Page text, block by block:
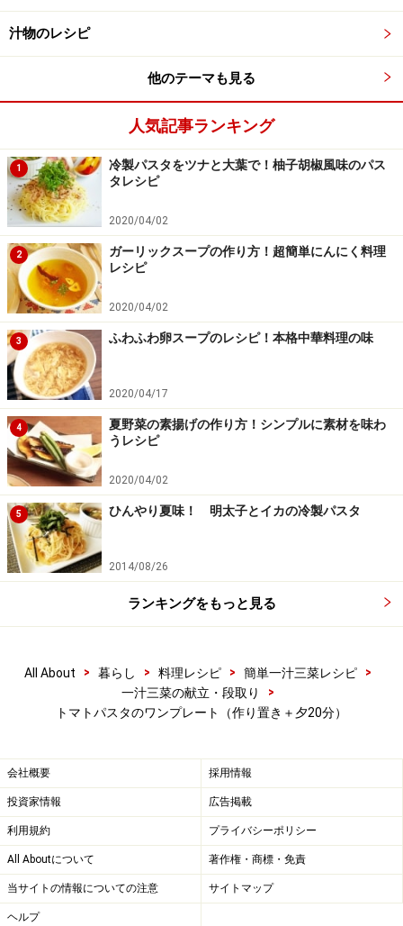
汁物のレシピ
他のテーマも見る
人気記事ランキング
1
冷製パスタをツナと大葉で！柚子胡椒風味のパス
タレシピ
2020/04/02
2
ガーリックスープの作り方！超簡単にんにく料理
レシピ
2020/04/02
3 ふわふわ卵スープのレシピ！本格中華料理の味
2020/04/17
4
夏野菜の素揚げの作り方！シンプルに素材を味わ
うレシピ
2020/04/02
5 ひんやり夏味！ 明太子とイカの冷製パスタ
2014/08/26
ランキングをもっと見る
All About > 暮らし > 料理レシピ > 簡単一汁三菜レシピ
>
一汁三菜の献立・段取り
>
トマトパスタのワンプレート（作り置き＋夕20分）
会社概要 採用情報
投資家情報 広告掲載
利用規約 プライバシーポリシー
All Aboutについて 著作権・商標・免責
当サイトの情報についての注意 サイトマップ
ヘルプ